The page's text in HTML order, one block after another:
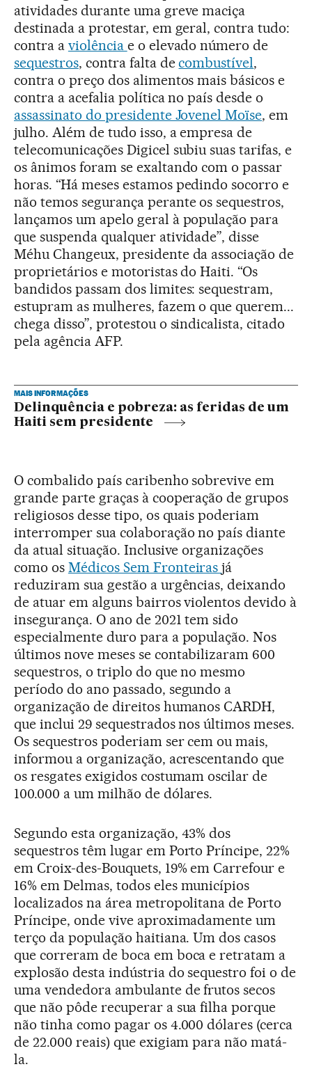
atividades durante uma greve maciça
destinada a protestar, em geral, contra tudo:
contra a violência e o elevado número de
sequestros, contra falta decombustível,
contra o preço dos alimentos mais básicos e
contra a acefalia política no país desde o
assassinato do presidente Jovenel Moïse, em
julho. Além de tudo isso, a empresa de
telecomunicações Digicel subiu suas tarifas, e
os ânimos foram se exaltando com o passar
horas. “Há meses estamos pedindo socorro e
não temos segurança perante os sequestros,
lançamos um apelo geral à população para
que suspenda qualquer atividade”, disse
Méhu Changeux, presidente da associação de
proprietários e motoristas do Haiti. “Os
bandidos passam dos limites: sequestram,
estupram as mulheres, fazem o que querem...
chega disso”, protestou o sindicalista, citado
pela agência AFP.
MAIS INFORMAÇÕES
Delinquência e pobreza: as feridas de um
Haiti sem presidente
O combalido país caribenho sobrevive em
grande parte graças à cooperação de grupos
religiosos desse tipo, os quais poderiam
interromper sua colaboração no país diante
da atual situação. Inclusive organizações
como os Médicos Sem Fronteirasjá
reduziram sua gestão a urgências, deixando
de atuar em alguns bairros violentos devido à
insegurança. O ano de 2021 tem sido
especialmente duro para a população. Nos
últimos nove meses se contabilizaram 600
sequestros, o triplo do que no mesmo
período do ano passado, segundo a
organização de direitos humanos CARDH,
que inclui 29 sequestrados nos últimos meses.
Os sequestros poderiam ser cem ou mais,
informou a organização, acrescentando que
os resgates exigidos costumam oscilar de
100.000 a um milhão de dólares.
Segundo esta organização, 43% dos
sequestros têm lugar em Porto Príncipe, 22%
em Croix-des-Bouquets, 19% em Carrefour e
16% em Delmas, todos eles municípios
localizados na área metropolitana de Porto
Príncipe, onde vive aproximadamente um
terço da população haitiana. Um dos casos
que correram de boca em boca e retratam a
explosão desta indústria do sequestro foi o de
uma vendedora ambulante de frutos secos
que não pôde recuperar a sua filha porque
não tinha como pagar os 4.000 dólares (cerca
de 22.000 reais) que exigiam para não matá-
la.